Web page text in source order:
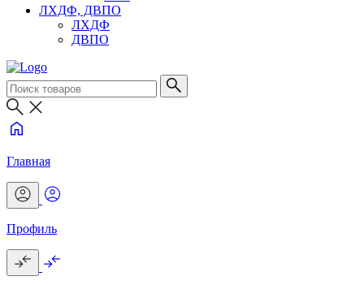
ЛХДФ, ДВПО
ЛХДФ
ДВПО
Главная
Профиль